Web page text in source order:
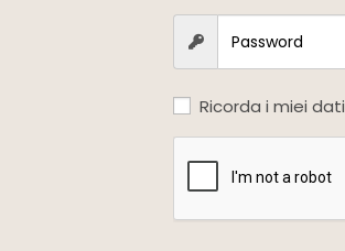
Ricorda i miei dati